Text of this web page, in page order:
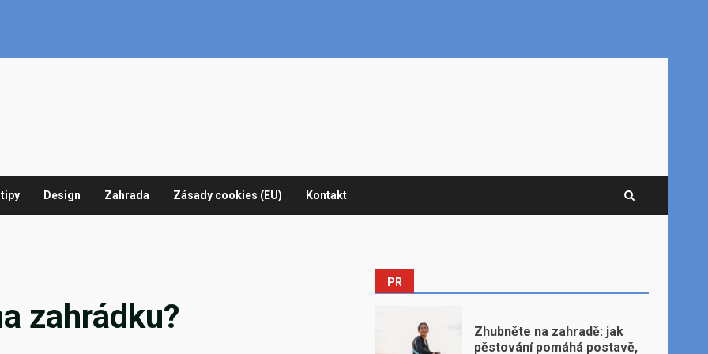
Design Zahrada Zásady cookies (EU) Kontakt
zahrádku?
PR
Zhubněte na zahradě: jak
pěstování pomáhá postavě,